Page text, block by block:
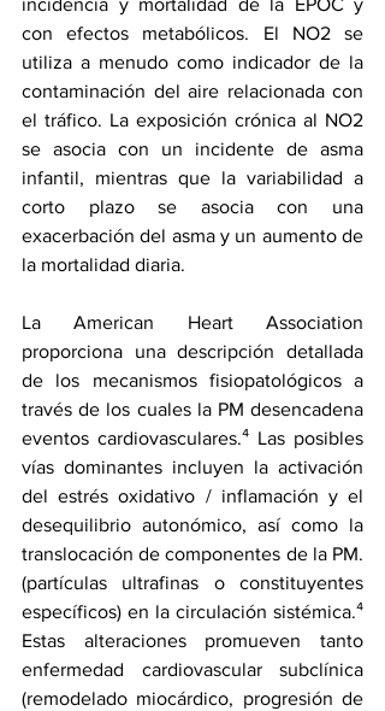
incidencia y mortalidad de la EPOC y
con efectos metabólicos. El NO2 se
utiliza a menudo como indicador de la
contaminación del aire relacionada con
el tráfico. La exposición crónica al NO2
se asocia con un incidente de asma
infantil, mientras que la variabilidad a
corto plazo se asocia con una
exacerbación del asma y un aumento de
la mortalidad diaria.
La American Heart Association
proporciona una descripción detallada
de los mecanismos fisiopatológicos a
través de los cuales la PM desencadena
eventos cardiovasculares.⁴ Las posibles
vías dominantes incluyen la activación
del estrés oxidativo / inflamación y el
desequilibrio autonómico, así como la
translocación de componentes de la PM.
(partículas ultrafinas o constituyentes
específicos) en la circulación sistémica.⁴
Estas alteraciones promueven tanto
enfermedad cardiovascular subclínica
(remodelado miocárdico, progresión de